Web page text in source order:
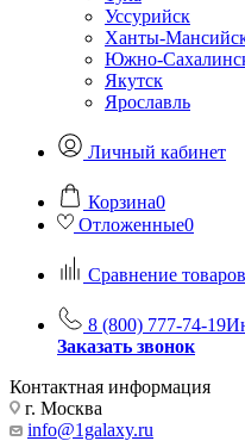
Уссурийск
Ханты-
Южно-
Якутск
Ярославль
Личный кабинет
Корзина0
Отложенные0
Сравнение товаров
8 (800) 777-74-19
Заказать звонок
Контактная информация
г. Москва
info@1galaxy.ru